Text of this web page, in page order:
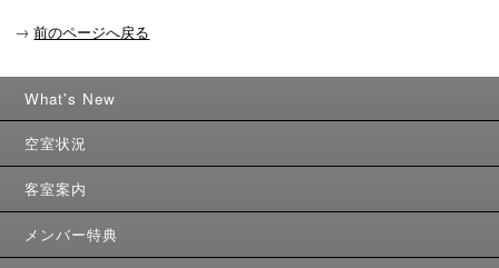
→ 前のページへ戻る
What's New
空室状況
客室案内
メンバー特典